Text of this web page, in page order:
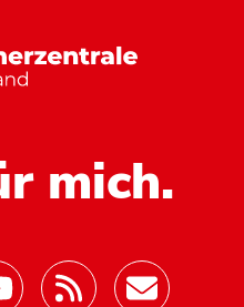
mich.